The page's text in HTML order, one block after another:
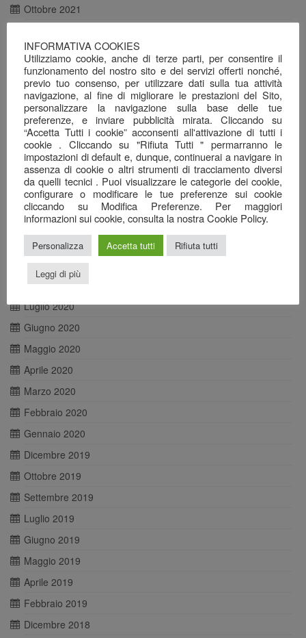
Ottobre 2021
Luglio 2021
Giugno 2021
Maggio 2021
Aprile 2021
Marzo 2021
Febbraio 2021
Gennaio 2021
Dicembre 2020
Novembre 2020
Ottobre 2020
Settembre 2020
Agosto 2020
Luglio 2020
Giugno 2020
Maggio 2020
Aprile 2020
Marzo 2020
Febbraio 2020
Gennaio 2020
Dicembre 2019
Ottobre 2019
Settembre 2019
Luglio 2019
Giugno 2019
Maggio 2019
Aprile 2019
Febbraio 2019
Dicembre 2018
INFORMATIVA COOKIES
Utilizziamo cookie, anche di terze parti, per consentire il
funzionamento del nostro sito e dei servizi offerti nonché,
previo tuo consenso, per utilizzare dati sulla tua attività
navigazione, al fine di migliorare le prestazioni del Sito,
personalizzare la navigazione sulla base delle tue
preferenze, e inviare pubblicità mirata. Cliccando su
“Accetta Tutti i cookie” acconsenti all'attivazione di tutti i
cookie . Cliccando su "Rifiuta Tutti " permarranno le
impostazioni di default e, dunque, continuerai a navigare in
assenza di cookie o altri strumenti di tracciamento diversi
da quelli tecnici . Puoi visualizzare le categorie dei cookie,
configurare o modificare le tue preferenze sui cookie
cliccando su Modifica Preferenze. Per maggiori
informazioni sui cookie, consulta la nostra Cookie Policy.
Personalizza Accetta tutti Rifiuta tutti
Leggi di più